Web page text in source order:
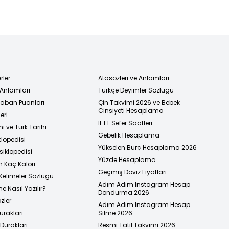
Puanları
ve Türk Tarihi
Kaç Kalori
Sözlüğü
Nasıl Yazılır?
Atasözleri ve Anlamları
Türkçe Deyimler Sözlüğü
Çin Takvimi 2026 ve Bebek
Cinsiyeti Hesaplama
İETT Sefer Saatleri
Gebelik Hesaplama
Yükselen Burç Hesaplama 2026
Yüzde Hesaplama
Geçmiş Döviz Fiyatları
Adım Adım Instagram Hesap
Dondurma 2026
Adım Adım Instagram Hesap
Silme 2026
Resmi Tatil Takvimi 2026